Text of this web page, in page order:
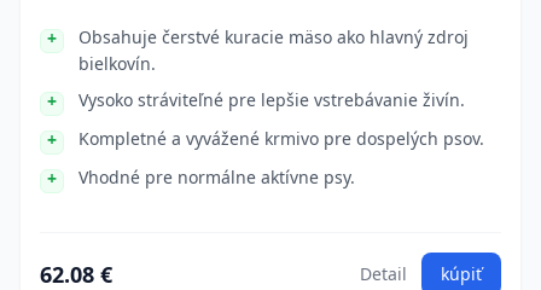
Obsahuje čerstvé kuracie mäso ako hlavný zdroj
bielkovín.
Vysoko stráviteľné pre lepšie vstrebávanie živín.
Kompletné a vyvážené krmivo pre dospelých psov.
Vhodné pre normálne aktívne psy.
62.08 € Detail kúpiť